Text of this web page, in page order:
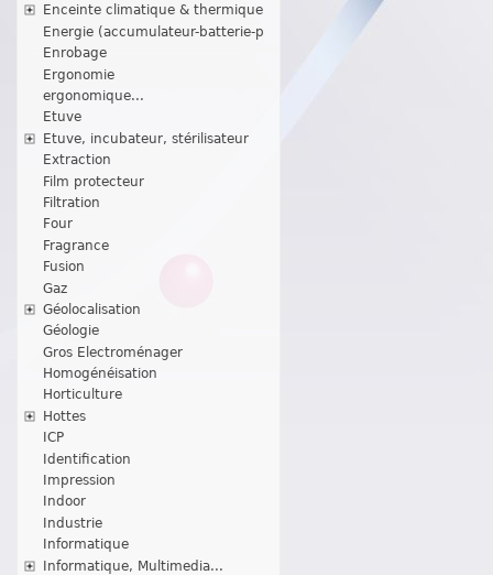
Enceinte climatique & thermique
Energie (accumulateur-batterie-p
Enrobage
Ergonomie
ergonomique...
Etuve
Etuve, incubateur, stérilisateur
Extraction
Film protecteur
Filtration
Four
Fragrance
Fusion
Gaz
Géolocalisation
Géologie
Gros Electroménager
Homogénéisation
Horticulture
Hottes
ICP
Identification
Impression
Indoor
Industrie
Informatique
Informatique, Multimedia...